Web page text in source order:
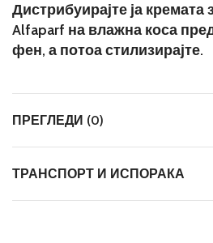
Дистрибуирајте ја
Alfaparf на влажна коса
фен, а потоа стилизирајте.
ПРЕГЛЕДИ (0)
ТРАНСПОРТ И ИСПОРАКА